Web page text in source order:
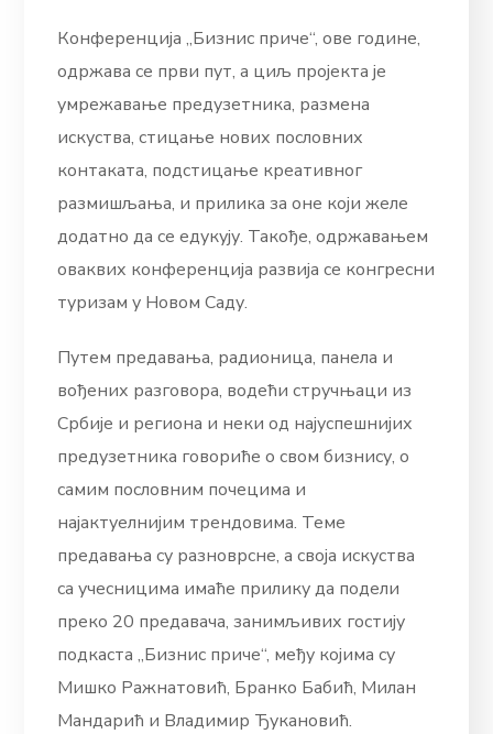
Конференција „Бизнис приче“, ове године,
одржава се први пут, а циљ пројекта је
умрежавање предузетника, размена
искуства, стицање нових пословних
контаката, подстицање креативног
размишљања, и прилика за оне који желе
додатно да се едукују. Такође, одржавањем
оваквих конференција развија се конгресни
туризам у Новом Саду.
Путем предавања, радионица, панела и
вођених разговора, водећи стручњаци из
Србије и региона и неки од најуспешнијих
предузетника говориће о свом бизнису, о
самим пословним почецима и
најактуелнијим трендовима. Теме
предавања су разноврсне, а своја искуства
са учесницима имаће прилику да подели
преко 20 предавача, занимљивих гостију
подкаста „Бизнис приче“, међу којима су
Мишко Ражнатовић, Бранко Бабић, Милан
Мандарић и Владимир Ђукановић.